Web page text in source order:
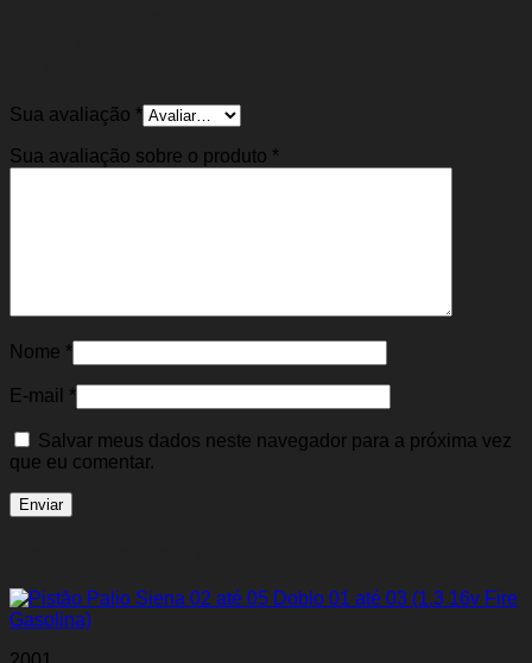
Sua avaliação *
Sua avaliação sobre o produto *
Nome *
E-mail *
Salvar meus dados neste navegador para a próxima vez
que eu comentar.